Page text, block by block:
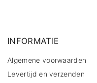
INFORMATIE
Algemene voorwaarden
Levertijd en verzenden